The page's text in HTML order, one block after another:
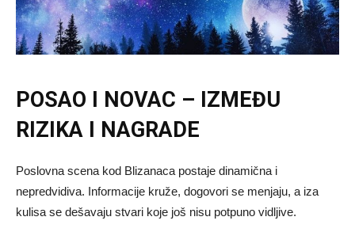
POSAO I NOVAC – IZMEĐU
RIZIKA I NAGRADE
Poslovna scena kod Blizanaca postaje dinamična i
nepredvidiva. Informacije kruže, dogovori se menjaju, a iza
kulisa se dešavaju stvari koje još nisu potpuno vidljive.